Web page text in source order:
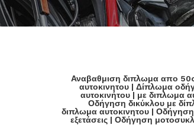
Αναβαθμιση διπλωμα απο
αυτοκινητου| Δίπλωμα
αυτοκινήτου| με διπλωμα
Οδήγηση δικύκλου με
διπλωμα αυτοκινητου| Οδήγηση
εξετάσεις| Οδήγηση